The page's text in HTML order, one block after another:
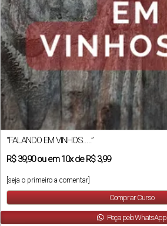
“FALANDO EM VINHOS…..”
R$39,90ou em10xdeR$ 3,99
[seja o primeiro a comentar]
Comprar Curso
Peça pelo WhatsApp